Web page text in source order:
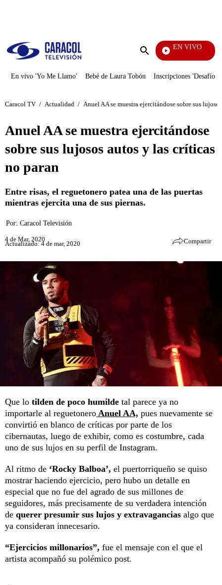
Enviar
EN VIVO
Televentas
En vivo 'Yo Me Llamo' Bebé de Laura Tobón Inscripciones 'Desafío'
Caracol TV / Actualidad / Anuel AA se muestra ejercitándose sobre sus
Anuel AA se muestra ejercitándose
sobre sus lujosos autos y las críticas
no paran
Entre risas, el reguetonero patea una de las puertas
mientras ejercita una de sus piernas.
Por: Caracol Televisión
4 de Mar, 2020
Actualizado: 4 de mar, 2020 Compartir
Que lo tilden de poco humilde tal parece ya no
importarle al reguetonero Anuel AA, pues nuevamente se
convirtió en blanco de críticas por parte de los
cibernautas, luego de exhibir, como es costumbre, cada
uno de sus lujos en su perfil de Instagram.
Al ritmo de ‘Rocky Balboa’, el puertorriqueño se quiso
mostrar haciendo ejercicio, pero hubo un detalle en
especial que no fue del agrado de sus millones de
seguidores, más precisamente de su verdadera intención
de querer presumir sus lujos y extravagancias algo que
ya consideran innecesario.
“Ejercicios millonarios”, fue el mensaje con el que el
artista acompañó su polémico post.